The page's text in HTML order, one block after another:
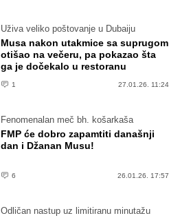
Uživa veliko poštovanje u Dubaiju
Musa nakon utakmice sa suprugom
otišao na večeru, pa pokazao šta
ga je dočekalo u restoranu
1 27.01.26. 11:24
Fenomenalan meč bh. košarkaša
FMP će dobro zapamtiti današnji
dan i Džanan Musu!
6 26.01.26. 17:57
Odličan nastup uz limitiranu minutažu